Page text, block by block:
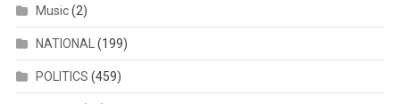
Music(2)
NATIONAL(199)
POLITICS (459)